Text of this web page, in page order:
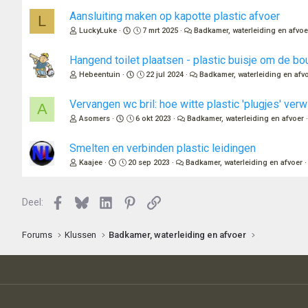
L Aansluiting maken op kapotte plastic afvoer
LuckyLuke 7 mrt 2025 Badkamer, waterleiding en
Hangend toilet plaatsen - plastic buisje om de
Hebeentuin 22 jul 2024 Badkamer, waterleiding en
A Vervangen wc bril: hoe witte plastic 'plugjes'
Asomers 6 okt 2023 Badkamer, waterleiding en afvoer
Smelten en verbinden plastic leidingen
Kaajee 20 sep 2023 Badkamer, waterleiding en afvoer
Deel: Facebook
BlueskyLinkedInPinterest
Link
Forums Klussen Badkamer, waterleiding en afvoer